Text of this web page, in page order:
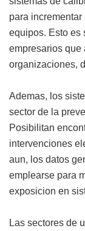
para
equipos. Esto es
empresarios que
organizaciones,
Ademas, los
sector de la
Posibilitan
intervenciones
aun, los datos
emplearse para
exposicion en
Las sectores de